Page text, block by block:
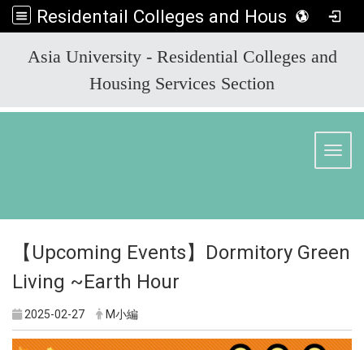
Residentail Colleges and Housing Services Section
Asia University - Residential Colleges and
Housing Services Section
【Upcoming Events】Dormitory Green
Living ~Earth Hour
2025-02-27 M小編